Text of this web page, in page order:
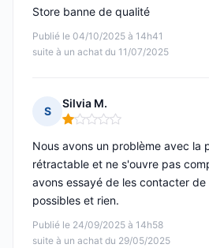
Publié le 04/10/2025 à 14h41
suite à un achat du 11/07/2025
Store banne de qualité
S
Silvia M.
Note : 1 sur 5
Publié le 24/09/2025 à 14h58
suite à un achat du 29/05/2025
Nous avons un problème avec la
rétractable et ne s'ouvre pas
avons essayé de les contacter
possibles et rien.